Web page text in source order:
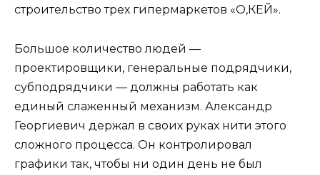
строительство трех гипермаркетов «О,КЕЙ».
Большое количество людей —
проектировщики, генеральные подрядчики,
субподрядчики — должны работать как
единый слаженный механизм. Александр
Георгиевич держал в своих руках нити этого
сложного процесса. Он контролировал
графики так, чтобы ни один день не был